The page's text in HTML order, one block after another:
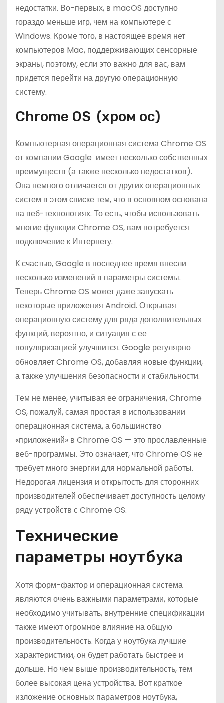
недостатки. Во-первых, в macOS доступно
гораздо меньше игр, чем на компьютере с
Windows. Кроме того, в настоящее время нет
компьютеров Mac, поддерживающих сенсорные
экраны, поэтому, если это важно для вас, вам
придется перейти на другую операционную
систему.
Chrome OS (хром ос)
Компьютерная операционная система Chrome OS
от компании Google имеет несколько собственных
преимуществ (а также несколько недостатков).
Она немного отличается от других операционных
систем в этом списке тем, что в основном основана
на веб-технологиях. То есть, чтобы использовать
многие функции Chrome OS, вам потребуется
подключение к Интернету.
К счастью, Google в последнее время внесли
несколько изменений в параметры системы.
Теперь Chrome OS может даже запускать
некоторые приложения Android. Открывая
операционную систему для ряда дополнительных
функций, вероятно, и ситуация с ее
популяризацией улучшится. Google регулярно
обновляет Chrome OS, добавляя новые функции,
а также улучшения безопасности и стабильности.
Тем не менее, учитывая ее ограничения, Chrome
OS, пожалуй, самая простая в использовании
операционная система, а большинство
«приложений» в Chrome OS — это прославленные
веб-программы. Это означает, что Chrome OS не
требует много энергии для нормальной работы.
Недорогая лицензия и открытость для сторонних
производителей обеспечивает доступность целому
ряду устройств с Chrome OS.
Технические
параметры ноутбука
Хотя форм-фактор и операционная система
являются очень важными параметрами, которые
необходимо учитывать, внутренние спецификации
также имеют огромное влияние на общую
производительность. Когда у ноутбука лучшие
характеристики, он будет работать быстрее и
дольше. Но чем выше производительность, тем
более высокая цена устройства. Вот краткое
изложение основных параметров ноутбука,